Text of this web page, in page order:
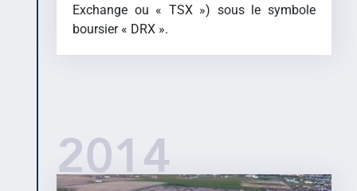
Exchange ou « TSX ») sous le symbole
boursier « DRX ».
2014